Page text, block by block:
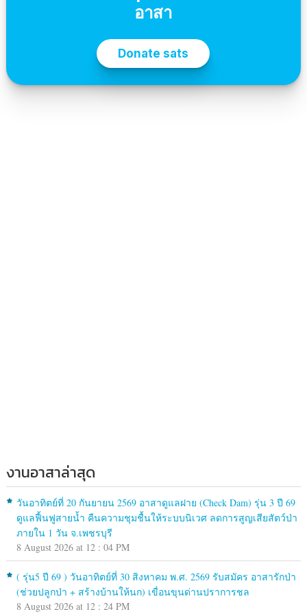
งานอาสาล่าสุด
วันอาทิตย์ที่ 20 กันยายน 2569 อาสาดูแลฝาย (Check Dam) รุ่น 3 ปี 69
ดูแลฟื้นฟูสายน้ำ คืนความชุมชื้นให้ระบบนิเวศ ลดการสูญเสียสัตว์ป่า
ภายใน 1 วัน จ.เพชรบุรี
8 August 2026 at 12 : 04 PM
( รุ่น5 ปี 69 ) วันอาทิตย์ที่ 30 สิงหาคม พ.ศ. 2569 รับสมัคร อาสารักป่า
(ช่วยปลูกป่า + สร้างบ้านให้นก) เขื่อนขุนด่านปราการชล
8 August 2026 at 12 : 24 PM